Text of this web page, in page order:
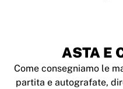
ASTA E
Come consegniamo le
partita e autografate,